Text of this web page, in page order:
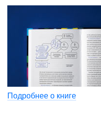
Подробнее о книге